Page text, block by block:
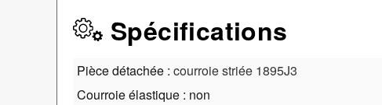
Spécifications
Pièce détachée : courroie striée 1895J3
Courroie élastique : non